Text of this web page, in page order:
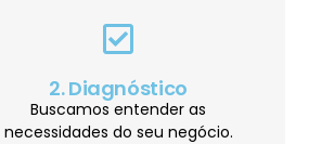
2. Diagnóstico
Buscamos entender as
necessidades do seu negócio.